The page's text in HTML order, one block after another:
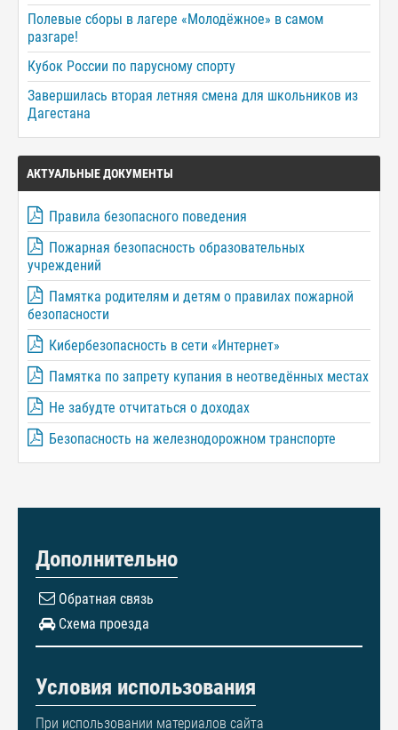
Полевые сборы в лагере «Молодёжное» в самом
разгаре!
Кубок России по парусному спорту
Завершилась вторая летняя смена для школьников из
Дагестана
АКТУАЛЬНЫЕ ДОКУМЕНТЫ
Правила безопасного поведения
Пожарная безопасность образовательных
учреждений
Памятка родителям и детям о правилах пожарной
безопасности
Кибербезопасность в сети «Интернет»
Памятка по запрету купания в неотведённых местах
Не забудте отчитаться о доходах
Безопасность на железнодорожном транспорте
Дополнительно
Обратная связь
Схема проезда
Условия использования
При использовании материалов сайта